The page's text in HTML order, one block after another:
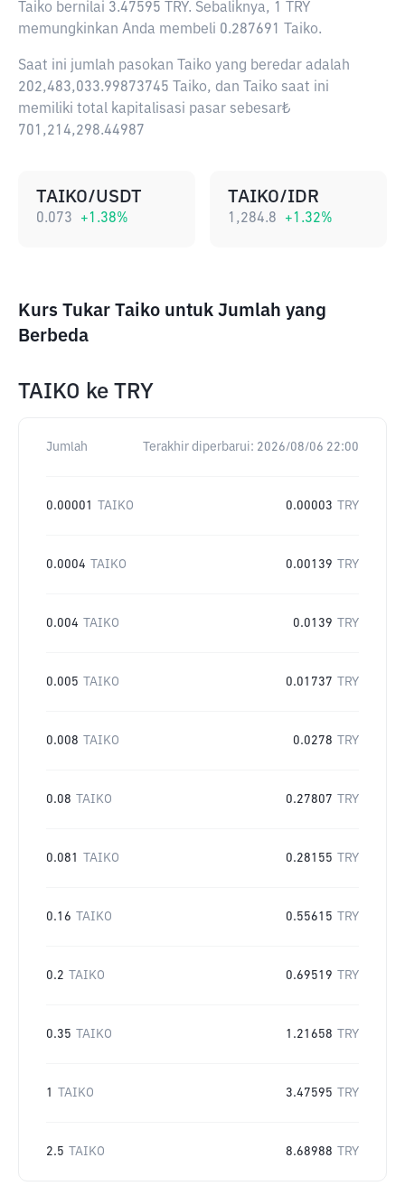
Taiko bernilai 3.47595 TRY. Sebaliknya, 1 TRY
memungkinkan Anda membeli 0.287691 Taiko.
Saat ini jumlah pasokan Taiko yang beredar adalah
202,483,033.99873745 Taiko, dan Taiko saat ini
memiliki total kapitalisasi pasar sebesar₺
701,214,298.44987
TAIKO/USDT
0.073 +1.38%
TAIKO/IDR
1,284.8 +1.32%
Kurs Tukar Taiko untuk Jumlah yang
Berbeda
TAIKO ke TRY
Jumlah Terakhir diperbarui: 2026/08/06 22:00
0.00001 TAIKO 0.00003 TRY
0.0004 TAIKO 0.00139 TRY
0.004 TAIKO 0.0139 TRY
0.005 TAIKO 0.01737 TRY
0.008 TAIKO 0.0278 TRY
0.08 TAIKO 0.27807 TRY
0.081 TAIKO 0.28155 TRY
0.16 TAIKO 0.55615 TRY
0.2 TAIKO 0.69519 TRY
0.35 TAIKO 1.21658 TRY
1 TAIKO 3.47595 TRY
2.5 TAIKO 8.68988 TRY